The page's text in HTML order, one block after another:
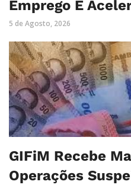
Emprego E
5 de Agosto, 2026
GIFiM Recebe
Operações